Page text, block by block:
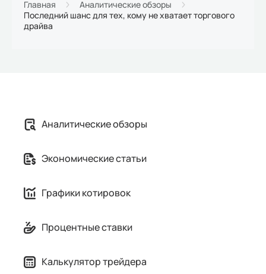
Платформы
Главная
Аналитические обзоры
Последний шанс для тех, кому не хватает торгового
драйва
Аналитические обзоры
Экономические статьи
Графики котировок
Процентные ставки
Калькулятор трейдера